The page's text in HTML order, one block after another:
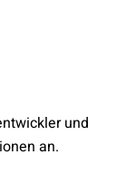
und
an.